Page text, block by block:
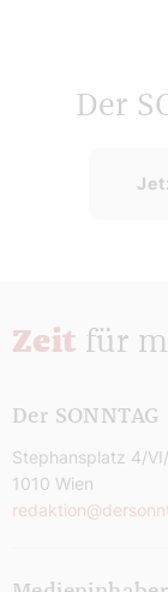
Der
Zeit für
Der SONNTAG
Stephansplatz 4/
1010 Wien